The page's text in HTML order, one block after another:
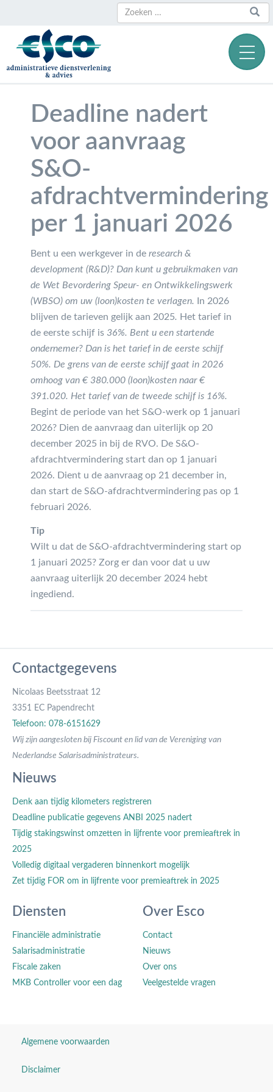
Zoeken
Zoeken
naar:
Deadline nadert
voor aanvraag
S&O-
afdrachtvermindering
per 1 januari 2026
Bent u een werkgever in de research &
development (R&D)? Dan kunt u gebruikmaken van
de Wet Bevordering Speur- en Ontwikkelingswerk
(WBSO) om uw (loon)kosten te verlagen.
In 2026
blijven de tarieven gelijk aan 2025. Het tarief in
de eerste schijf is 36%. Bent u een startende
ondernemer? Dan is het tarief in de eerste schijf
50%. De grens van de eerste schijf gaat in 2026
omhoog van € 380.000 (loon)kosten naar €
391.020. Het tarief van de tweede schijf is 16%.
Begint de periode van het S&O-werk op 1 januari
2026? Dien de aanvraag dan uiterlijk op 20
december 2025 in bij de RVO. De S&O-
afdrachtvermindering start dan op 1 januari
2026. Dient u de aanvraag op 21 december in,
dan start de S&O-afdrachtvermindering pas op 1
februari 2026.
Tip
Wilt u dat de S&O-afdrachtvermindering start op
1 januari 2025? Zorg er dan voor dat u uw
aanvraag uiterlijk 20 december 2024 hebt
ingediend.
Contactgegevens
Nicolaas Beetsstraat 12
3351 EC Papendrecht
Telefoon: 078-6151629
Wij zijn aangesloten bij Fiscount en lid van de Vereniging van
Nederlandse Salarisadministrateurs.
Nieuws
Denk aan tijdig kilometers registreren
Deadline publicatie gegevens ANBI 2025 nadert
Tijdig stakingswinst omzetten in lijfrente voor premieaftrek in
2025
Volledig digitaal vergaderen binnenkort mogelijk
Zet tijdig FOR om in lijfrente voor premieaftrek in 2025
Diensten
Financiële administratie
Salarisadministratie
Fiscale zaken
MKB Controller voor een dag
Over Esco
Contact
Nieuws
Over ons
Veelgestelde vragen
Algemene voorwaarden
Disclaimer